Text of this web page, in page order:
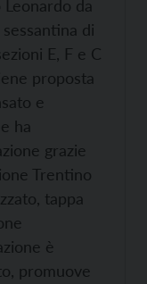
da
di
E, F e C
proposta
e
ha
grazie
Trentino
tappa
è
promuove